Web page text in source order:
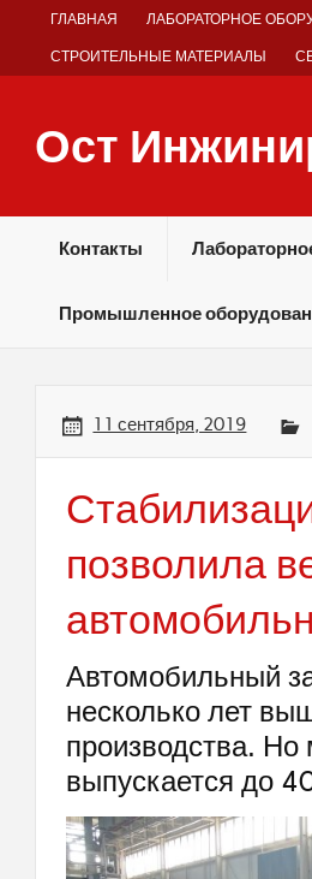
ГЛАВНАЯ ЛАБОРАТОРНОЕ
СТРОИТЕЛЬНЫЕ МАТЕРИАЛЫ
Ост
Контакты
Промышленное
11 сентября, 2019
позволила
Автомобильный
несколько лет
производства.
выпускается до